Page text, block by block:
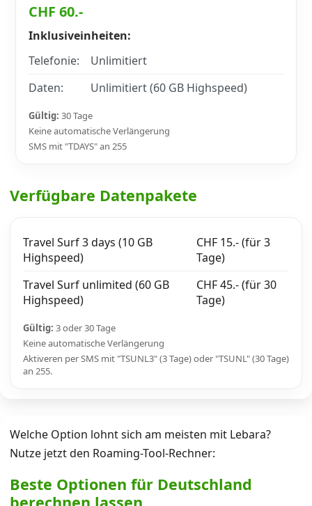
CHF 60.-
Inklusiveinheiten:
Telefonie:
Unlimitiert
Daten:
Unlimitiert (60 GB Highspeed)
Gültig: 30 Tage
Keine automatische Verlängerung
SMS mit "TDAYS" an 255
Verfügbare Datenpakete
Travel Surf 3 days (10 GB
Highspeed)
CHF 15.- (für 3
Tage)
Travel Surf unlimited (60 GB
Highspeed)
CHF 45.- (für 30
Tage)
Gültig: 3 oder 30 Tage
Keine automatische Verlängerung
Aktiveren per SMS mit "TSUNL3" (3 Tage) oder "TSUNL" (30 Tage)
an 255.
Welche Option lohnt sich am meisten mit Lebara?
Nutze jetzt den Roaming-Tool-Rechner:
Beste Optionen für Deutschland